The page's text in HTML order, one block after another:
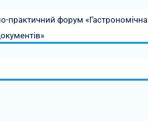
практичний форум «Гастрономічна